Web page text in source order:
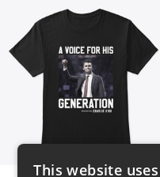
This website